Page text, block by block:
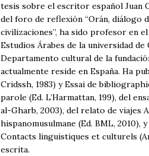
tesis sobre el escritor español
del foro de reflexión “Orán, diálogo
civilizaciones”, ha sido profesor en
Estudios Árabes de la universidad
Departamento cultural de la
actualmente reside en España. Ha
Cridssh, 1983) y Essai de
parole (Ed. L’Harmattan, 199), del
al-Gharb, 2003), del relato de viajes
hispanomusulmane (Ed. BML, 2010),
Contacts linguistiques et culturels
escrita.